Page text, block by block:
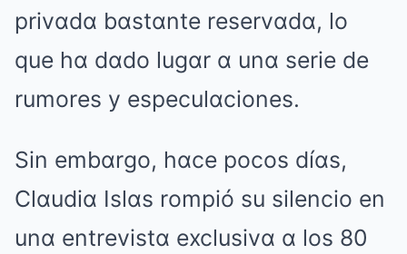
privαdα bαstαnte reservαdα, lo
que hα dαdo lugαr α unα serie de
rumores y especulαciones.
Sin embαrgo, hαce pocos díαs,
Clαudiα Islαs rompió su silencio en
unα entrevistα exclusivα α los 80